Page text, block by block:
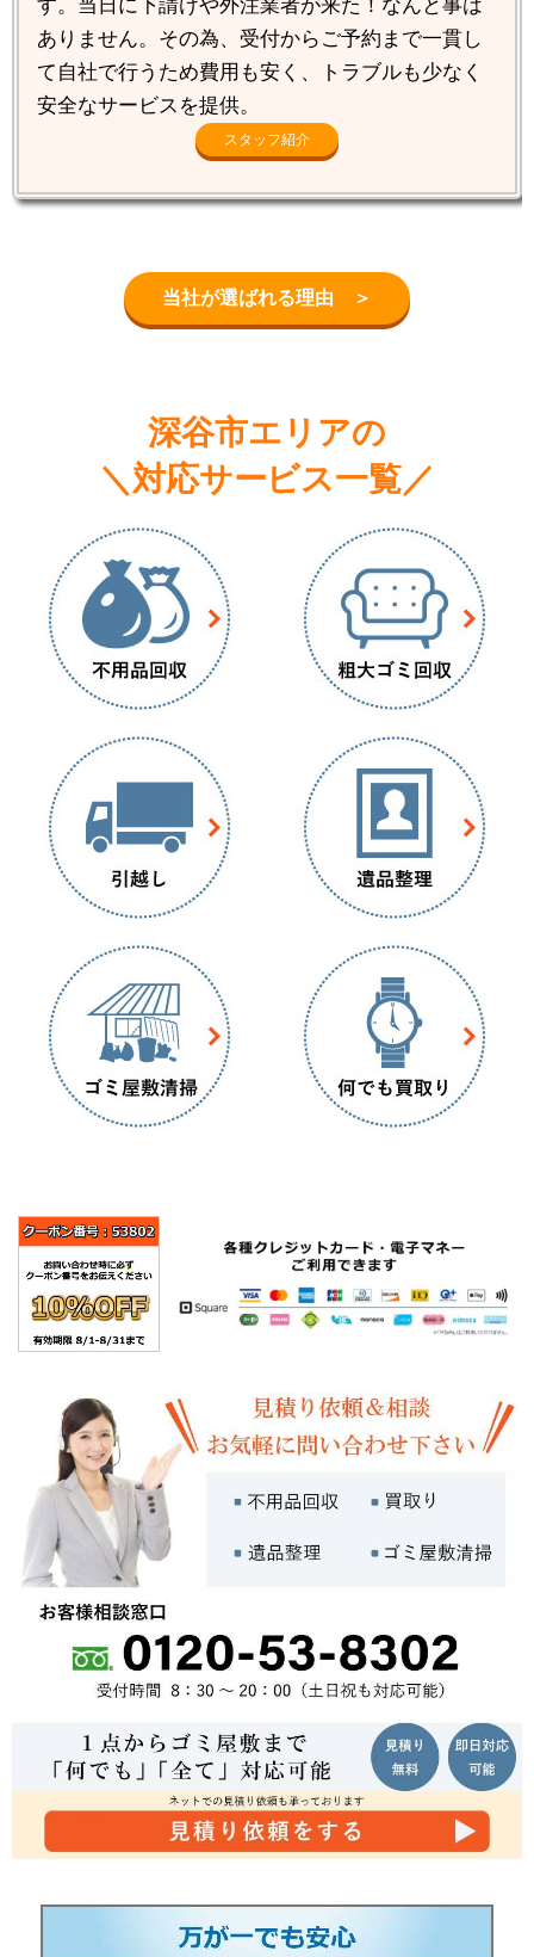
す。当日に下請けや外注業者が来た！なんと事は
ありません。その為、受付からご予約まで一貫し
て自社で行うため費用も安く、トラブルも少なく
安全なサービスを提供。
スタッフ紹介
当社が選ばれる理由 ＞
深谷市エリアの
＼対応サービス一覧／